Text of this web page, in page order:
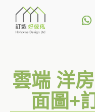
雲端 洋
面圖+